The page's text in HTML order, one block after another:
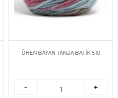
ÖREN BAYAN TANJA BATİK 510